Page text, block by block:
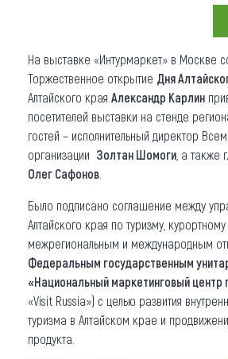
О регионе
Коллекция впечатлений
Другие рубрики
На выставке «Интурмаркет» в Москве
Торжественное открытие Дня
Алтайского края Александр Карлин
посетителей выставки на стенде
гостей – исполнительный директор
организации Золтан Шомоги , а также
Олег Сафонов
Было подписано соглашение между
Алтайского края по туризму, курортному
межрегиональным и международным
Федеральным государственным
«Национальный маркетинговый центр
«Visit Russia») с целью развития
туризма в Алтайском крае и
продукта.